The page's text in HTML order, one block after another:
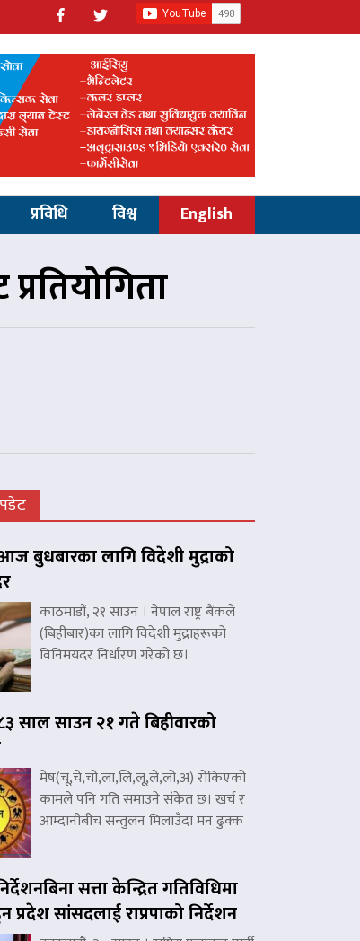
प्रविधि विश्व English
बुधबारका लागि विदेशी मुद्राको
काठमाडौं, २१ साउन । नेपाल राष्ट्र बैंकले
(बिहीबार)का लागि विदेशी मुद्राहरूको
विनिमयदर निर्धारण गरेको छ।
साल साउन २१ गते बिहीवारको
मेष(चू,चे,चो,ला,लि,लू,ले,लो,अ) रोकिएको
कामले पनि गति समाउने संकेत छ। खर्च र
आम्दानीबीच सन्तुलन मिलाउँदा मन ढुक्क
सत्ता केन्द्रित गतिविधिमा
प्रदेश सांसदलाई राप्रपाको निर्देशन